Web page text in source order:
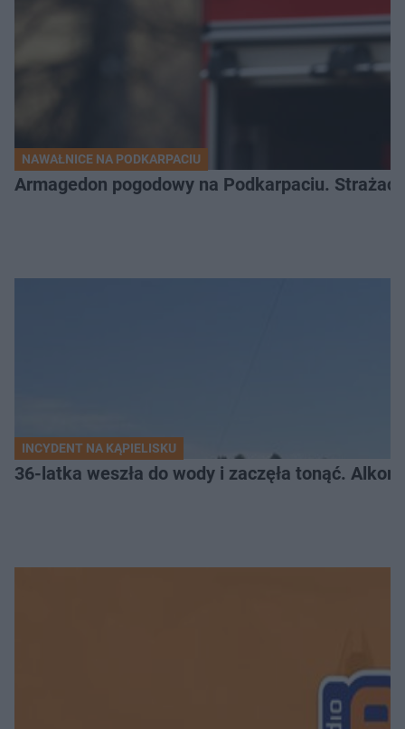
NAWAŁNICE NA PODKARPACIU
Armagedon pogodowy na Podkarpaciu.
INCYDENT NA KĄPIELISKU
36-latka weszła do wody i zaczęła tonąć.